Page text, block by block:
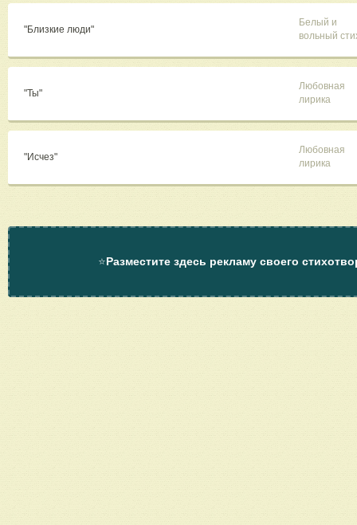
"Близкие люди"
Белый и
вольный
"Ты"
Любовная
лирика
"Исчез"
Любовная
лирика
⭐Разместите здесь рекламу своего